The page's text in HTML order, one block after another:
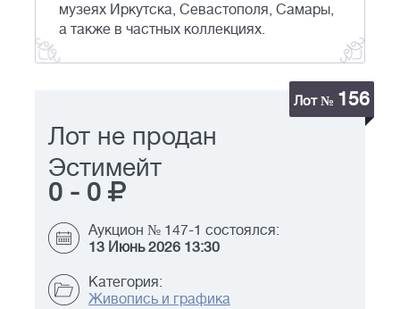
музеях Иркутска, Севастополя, Самары,
а также в частных коллекциях.
Лот № 156
Лот не продан
Эстимейт
0 - 0
Аукцион № 147-1 состоялся:
13 Июнь 2026 13:30
Категория:
Живопись и графика